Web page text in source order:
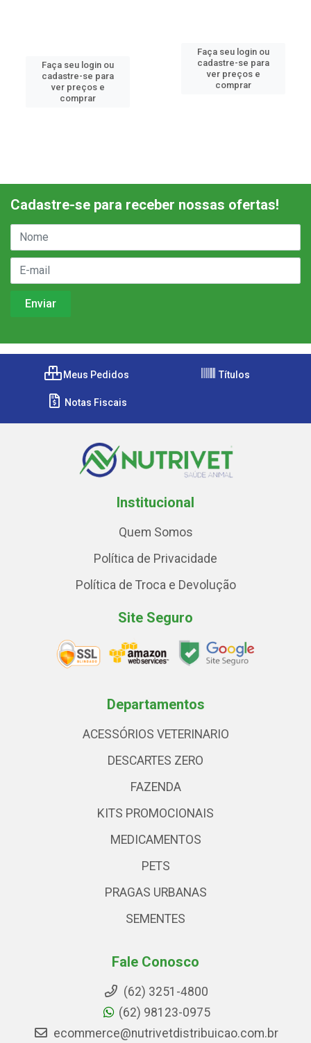
Faça seu login ou
cadastre-se para
ver preços e
comprar
Faça seu login ou
cadastre-se para
ver preços e
comprar
Cadastre-se para receber nossas ofertas!
Meus Pedidos Títulos
Notas Fiscais
Institucional
Quem Somos
Política de Privacidade
Política de Troca e Devolução
Site Seguro
Departamentos
ACESSÓRIOS VETERINARIO
DESCARTES ZERO
FAZENDA
KITS PROMOCIONAIS
MEDICAMENTOS
PETS
PRAGAS URBANAS
SEMENTES
Fale Conosco
(62) 3251-4800
(62) 98123-0975
ecommerce@nutrivetdistribuicao.com.br